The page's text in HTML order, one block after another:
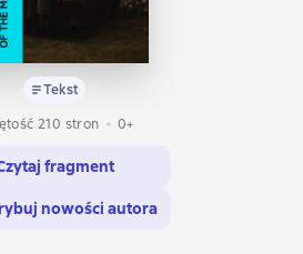
Tekst
210 stron
0+
fragment
nowości autora